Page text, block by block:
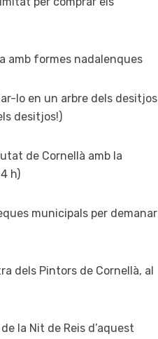
amb formes nadalenques
lo en un arbre dels desitjos
desitjos!)
de Cornellà amb la
h)
municipals per demanar
dels Pintors de Cornellà, al
la Nit de Reis d’aquest